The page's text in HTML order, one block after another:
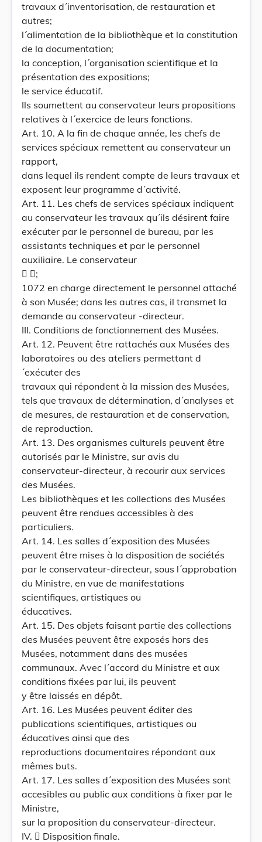
travaux d´inventorisation, de restauration et
autres;
l´alimentation de la bibliothèque et la constitution
de la documentation;
la conception, l´organisation scientifique et la
présentation des expositions;
le service éducatif.
Ils soumettent au conservateur leurs propositions
relatives à l´exercice de leurs fonctions.
Art. 10. A la fin de chaque année, les chefs de
services spéciaux remettent au conservateur un
rapport,
dans lequel ils rendent compte de leurs travaux et
exposent leur programme d´activité.
Art. 11. Les chefs de services spéciaux indiquent
au conservateur les travaux qu´ils désirent faire
exécuter par le personnel de bureau, par les
assistants techniques et par le personnel
auxiliaire. Le conservateur
 ;
1072 en charge directement le personnel attaché
à son Musée; dans les autres cas, il transmet la
demande au conservateur -directeur.
III. Conditions de fonctionnement des Musées.
Art. 12. Peuvent être rattachés aux Musées des
laboratoires ou des ateliers permettant d
´exécuter des
travaux qui répondent à la mission des Musées,
tels que travaux de détermination, d´analyses et
de mesures, de restauration et de conservation,
de reproduction.
Art. 13. Des organismes culturels peuvent être
autorisés par le Ministre, sur avis du
conservateur-directeur, à recourir aux services
des Musées.
Les bibliothèques et les collections des Musées
peuvent être rendues accessibles à des
particuliers.
Art. 14. Les salles d´exposition des Musées
peuvent être mises à la disposition de sociétés
par le conservateur-directeur, sous l´approbation
du Ministre, en vue de manifestations
scientifiques, artistiques ou
éducatives.
Art. 15. Des objets faisant partie des collections
des Musées peuvent être exposés hors des
Musées, notamment dans des musées
communaux. Avec l´accord du Ministre et aux
conditions fixées par lui, ils peuvent
y être laissés en dépôt.
Art. 16. Les Musées peuvent éditer des
publications scientifiques, artistiques ou
éducatives ainsi que des
reproductions documentaires répondant aux
mêmes buts.
Art. 17. Les salles d´exposition des Musées sont
accesibles au public aux conditions à fixer par le
Ministre,
sur la proposition du conservateur-directeur.
IV.  Disposition finale.